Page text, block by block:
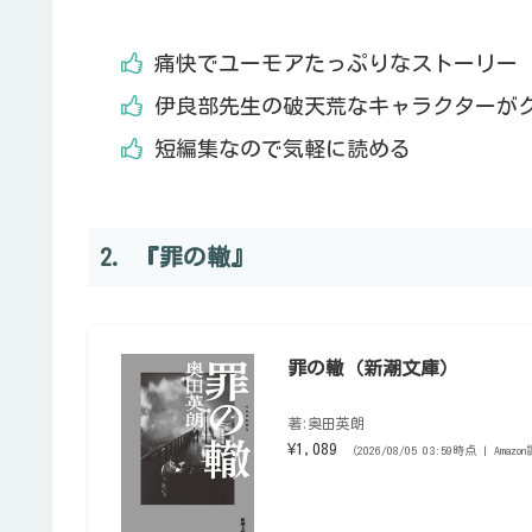
痛快でユーモアたっぷりなストーリー
伊良部先生の破天荒なキャラクターが
短編集なので気軽に読める
2. 『罪の轍』
罪の轍（新潮文庫）
著:奥田英朗
¥1,089 （2026/08/05 03:59時点 | Amazon